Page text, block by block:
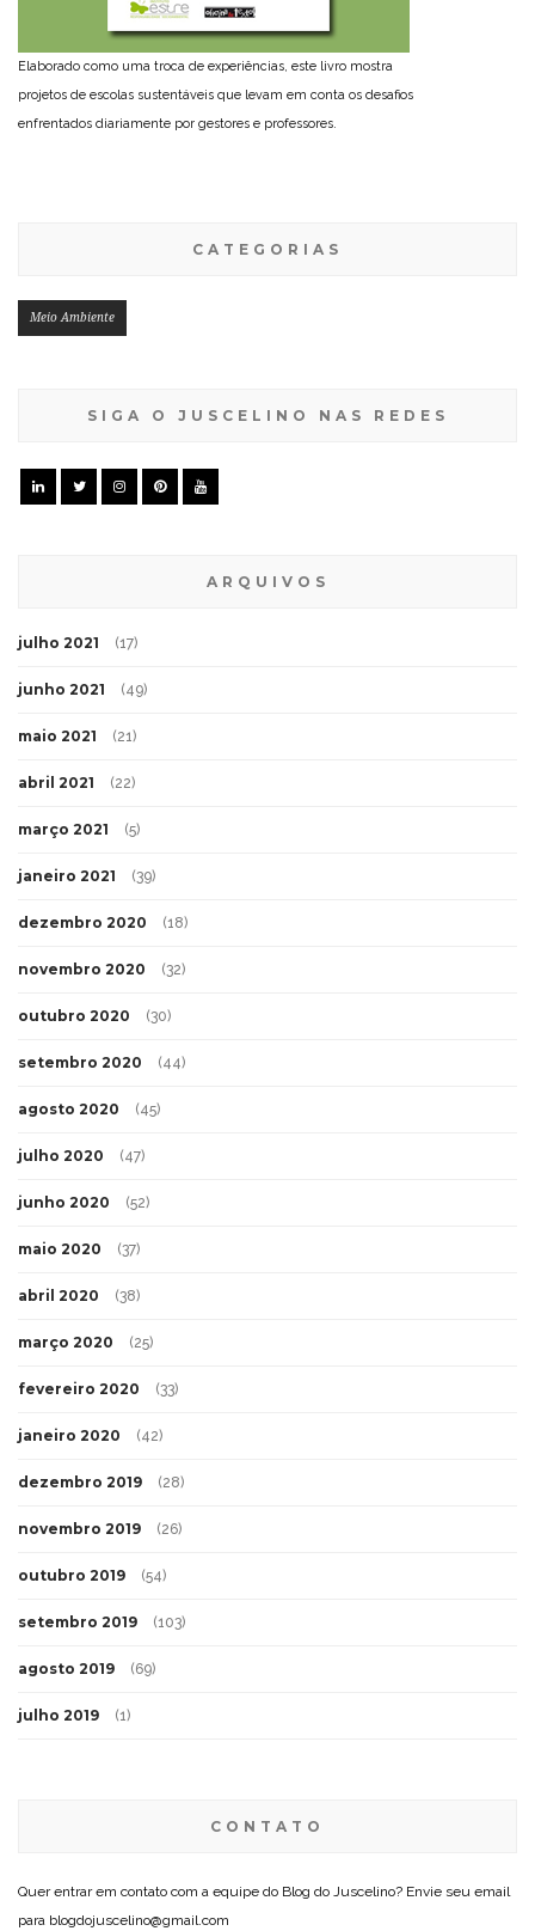
Elaborado como uma troca de experiências, este livro mostra
projetos de escolas sustentáveis que levam em conta os desafios
enfrentados diariamente por gestores e professores.
CATEGORIAS
Meio Ambiente
SIGA O JUSCELINO NAS REDES
ARQUIVOS
julho 2021 (17)
junho 2021 (49)
maio 2021 (21)
abril 2021 (22)
março 2021 (5)
janeiro 2021 (39)
dezembro 2020 (18)
novembro 2020 (32)
outubro 2020 (30)
setembro 2020 (44)
agosto 2020 (45)
julho 2020 (47)
junho 2020 (52)
maio 2020 (37)
abril 2020 (38)
março 2020 (25)
fevereiro 2020 (33)
janeiro 2020 (42)
dezembro 2019 (28)
novembro 2019 (26)
outubro 2019 (54)
setembro 2019 (103)
agosto 2019 (69)
julho 2019 (1)
CONTATO
Quer entrar em contato com a equipe do Blog do Juscelino? Envie seu email
para blogdojuscelino@gmail.com